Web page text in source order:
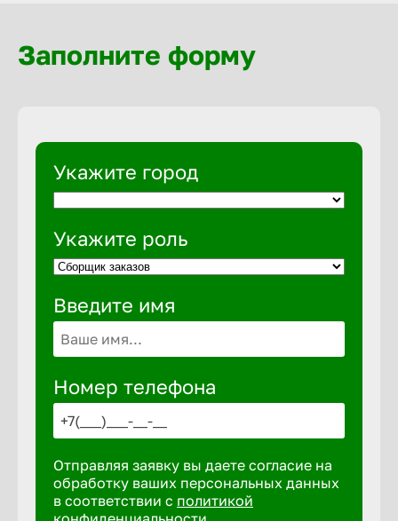
Заполните форму
Укажите город
Укажите роль
Введите имя
Номер телефона
Отправляя заявку вы даете согласие на
обработку ваших персональных данных
в соответствии с политикой